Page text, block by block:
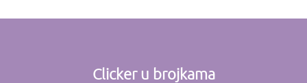
Clicker u brojkama